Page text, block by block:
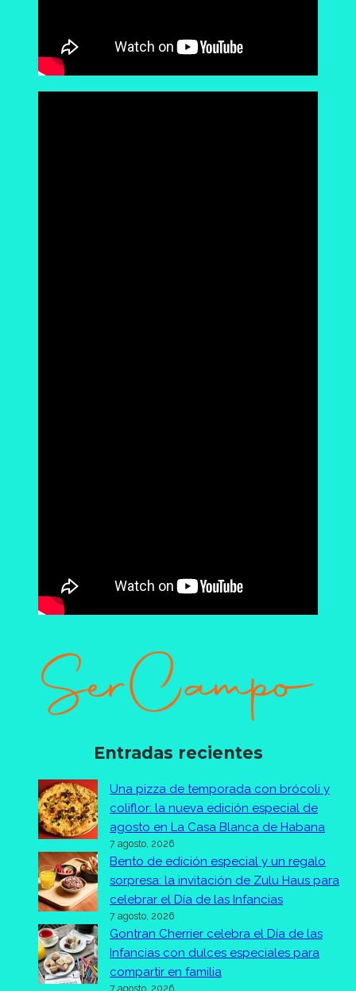
Entradas recientes
Una pizza de temporada con brócoli y
coliflor: la nueva edición especial de
agosto en La Casa Blanca de Habana
7 agosto, 2026
Bento de edición especial y un regalo
sorpresa: la invitación de Zulu Haus para
celebrar el Día de las Infancias
7 agosto, 2026
Gontran Cherrier celebra el Día de las
Infancias con dulces especiales para
compartir en familia
7 agosto, 2026